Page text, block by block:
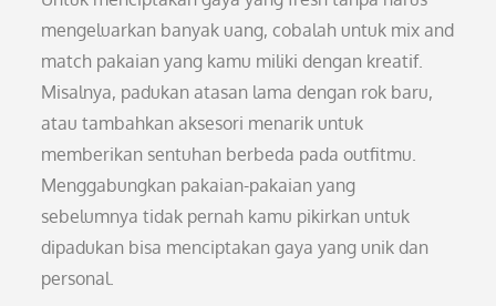
mengeluarkan banyak uang, cobalah untuk mix and
match pakaian yang kamu miliki dengan kreatif.
Misalnya, padukan atasan lama dengan rok baru,
atau tambahkan aksesori menarik untuk
memberikan sentuhan berbeda pada outfitmu.
Menggabungkan pakaian-pakaian yang
sebelumnya tidak pernah kamu pikirkan untuk
dipadukan bisa menciptakan gaya yang unik dan
personal.